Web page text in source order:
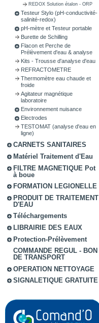
REDOX Solution étalon - ORP
Testeur Stylo (pH-conductivité-
salinité-redox)
pH-mètre et Testeur portable
Burette de Schilling
Flacon et Perche de
Prélèvement d'eau & analyse
Kits - Trousse d'analyse d'eau
REFRACTOMETRE
Thermomètre eau chaude et
froide
Agitateur magnétique
laboratoire
Environnement nuisance
Electrodes
TESTOMAT (analyse d'eau en
ligne)
CARNETS SANITAIRES
Matériel Traitement d'Eau
FILTRE MAGNETIQUE Pot
à boue
FORMATION LEGIONELLE
PRODUIT DE TRAITEMENT
D'EAU
Téléchargements
LIBRAIRIE DES EAUX
Protection-Prélèvement
COMMANDE REGUL - BON
DE TRANSPORT
OPERATION NETTOYAGE
SIGNALETIQUE GRATUITE